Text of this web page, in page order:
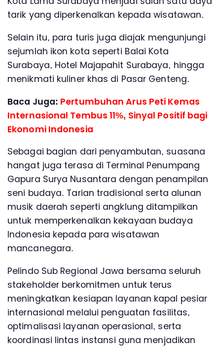
tarik yang diperkenalkan kepada wisatawan.
Selain itu, para turis juga diajak mengunjungi
sejumlah ikon kota seperti Balai Kota
Surabaya, Hotel Majapahit Surabaya, hingga
menikmati kuliner khas di Pasar Genteng.
Baca Juga: Pertumbuhan Arus Peti Kemas
Internasional Tembus 11%, Sinyal Positif bagi
Ekonomi Indonesia
Sebagai bagian dari penyambutan, suasana
hangat juga terasa di Terminal Penumpang
Gapura Surya Nusantara dengan penampilan
seni budaya. Tarian tradisional serta alunan
musik daerah seperti angklung ditampilkan
untuk memperkenalkan kekayaan budaya
Indonesia kepada para wisatawan
mancanegara.
Pelindo Sub Regional Jawa bersama seluruh
stakeholder berkomitmen untuk terus
meningkatkan kesiapan layanan kapal pesiar
internasional melalui penguatan fasilitas,
optimalisasi layanan operasional, serta
koordinasi lintas instansi guna menjadikan